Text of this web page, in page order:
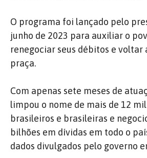
O programa foi lançado pelo
junho de 2023 para auxiliar o
renegociar seus débitos e voltar
praça.
Com apenas sete meses de
limpou o nome de mais de 12
brasileiros e brasileiras e
bilhões em dívidas em todo o
dados divulgados pelo governo